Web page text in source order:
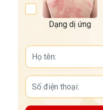
Dạng dị ứng